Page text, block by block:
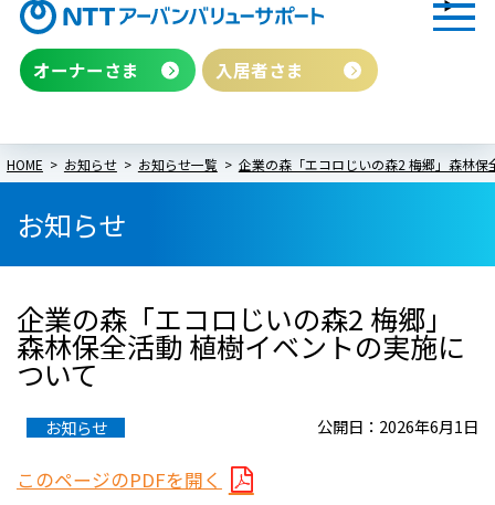
オーナーさま 入居者さま
HOME お知らせ お知らせ一覧 企業の森「エコロじいの森2 梅郷」森林
お知らせ
企業の森「エコロじいの森2 梅郷」
森林保全活動 植樹イベントの実施に
ついて
お知らせ 公開日：2026年6月1日
このページのPDFを開く